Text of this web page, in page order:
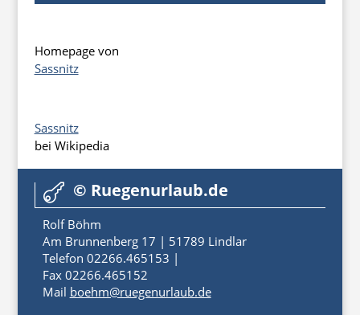
Homepage von
Sassnitz
Sassnitz
bei Wikipedia
 © Ruegenurlaub.de
Rolf Böhm
Am Brunnenberg 17 | 51789 Lindlar
Telefon 02266.465153 |
Fax 02266.465152
Mail boehm@ruegenurlaub.de